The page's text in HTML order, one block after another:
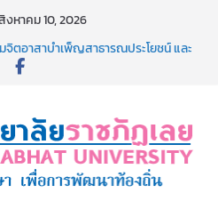
งหาคม 10, 2026
ตอาสาบำเพ็ญสาธารณประโยชน์ และ
ชาการ เปิดบ้าน LRU ครั้งที่ 4 เปิดให้
าขาวิชาในฝัน สู่อนาคตที่ใช่
ะชุมชี้แจงกับคณะอนุกรรมาธิการ
2570